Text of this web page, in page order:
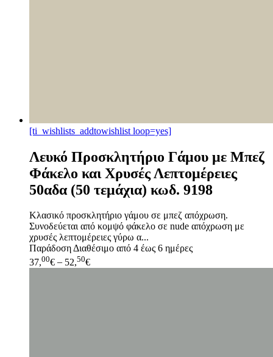
[ti_wishlists_addtowishlist loop=yes]
Λευκό Προσκλητήριο Γάμου με Μπεζ
Φάκελο και Χρυσές Λεπτομέρειες
50αδα (50 τεμάχια) κωδ. 9198
Κλασικό προσκλητήριο γάμου σε μπεζ απόχρωση.
Συνοδεύεται από κομψό φάκελο σε nude απόχρωση με
χρυσές λεπτομέρειες γύρω α...
ΠαράδοσηΔιαθέσιμο από 4 έως 6 ημέρες
37,00€ – 52,50€